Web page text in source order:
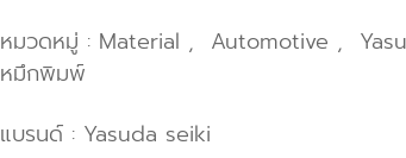
หมวดหมู่ : Material , Automotive ,
หมึกพิมพ์
แบรนด์ : Yasuda seiki